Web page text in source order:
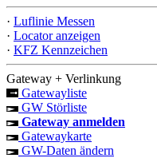
· Luflinie Messen
· Locator anzeigen
· KFZ Kennzeichen
Gateway + Verlinkung
Gatewayliste
GW Störliste
Gateway anmelden
Gatewaykarte
GW-Daten ändern